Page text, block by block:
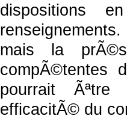
dispositions
mais la
compÃ©tentes
pourrait Ãªtre
efficacitÃ© du